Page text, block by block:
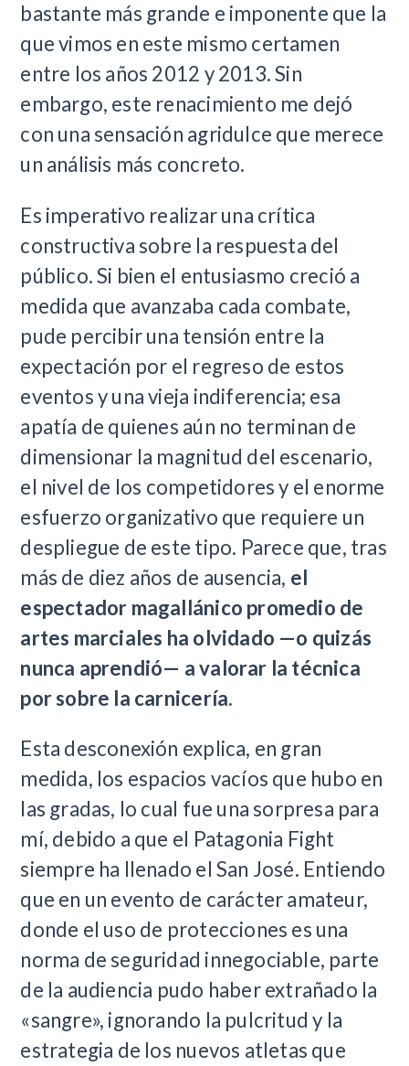
bastante más grande e imponente que la
que vimos en este mismo certamen
entre los años 2012 y 2013. Sin
embargo, este renacimiento me dejó
con una sensación agridulce que merece
un análisis más concreto.
Es imperativo realizar una crítica
constructiva sobre la respuesta del
público. Si bien el entusiasmo creció a
medida que avanzaba cada combate,
pude percibir una tensión entre la
expectación por el regreso de estos
eventos y una vieja indiferencia; esa
apatía de quienes aún no terminan de
dimensionar la magnitud del escenario,
el nivel de los competidores y el enorme
esfuerzo organizativo que requiere un
despliegue de este tipo. Parece que, tras
más de diez años de ausencia, el
espectador magallánico promedio de
artes marciales ha olvidado —o quizás
nunca aprendió— a valorar la técnica
por sobre la carnicería.
Esta desconexión explica, en gran
medida, los espacios vacíos que hubo en
las gradas, lo cual fue una sorpresa para
mí, debido a que el Patagonia Fight
siempre ha llenado el San José. Entiendo
que en un evento de carácter amateur,
donde el uso de protecciones es una
norma de seguridad innegociable, parte
de la audiencia pudo haber extrañado la
«sangre», ignorando la pulcritud y la
estrategia de los nuevos atletas que